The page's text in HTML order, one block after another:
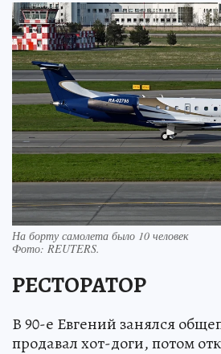
На борту самолета было 10 человек
Фото: REUTERS.
РЕСТОРАТОР
В 90-е Евгений занялся
продавал хот-доги, потом